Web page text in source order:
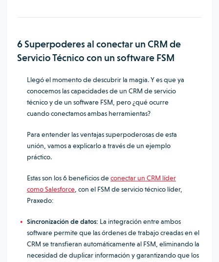
6 Superpoderes al conectar un CRM de
Servicio Técnico con un software FSM
Llegó el momento de descubrir la magia. Y es que ya
conocemos las capacidades de un CRM de servicio
técnico y de un software FSM, pero ¿qué ocurre
cuando conectamos ambas herramientas?
Para entender las ventajas superpoderosas de esta
unión, vamos a explicarlo a través de un ejemplo
práctico.
Estas son los 6 beneficios deconectar un CRM líder
como Salesforce , con el FSM de servicio técnico líder,
Praxedo:
Sincronización de datos: La integración entre ambos
software permite que las órdenes de trabajo creadas en el
CRM se transfieran automáticamente al FSM, eliminando la
necesidad de duplicar información y garantizando que los